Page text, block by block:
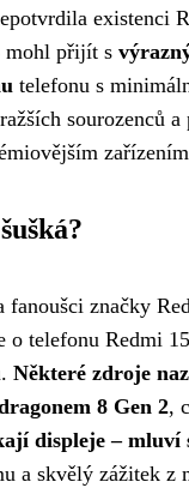
existenci
mohl přijít s
telefonu s
sourozenců
fanoušci značky
telefonu Redmi
Některé zdroje
8 Gen 2,
displeje –
a skvělý zážitek z